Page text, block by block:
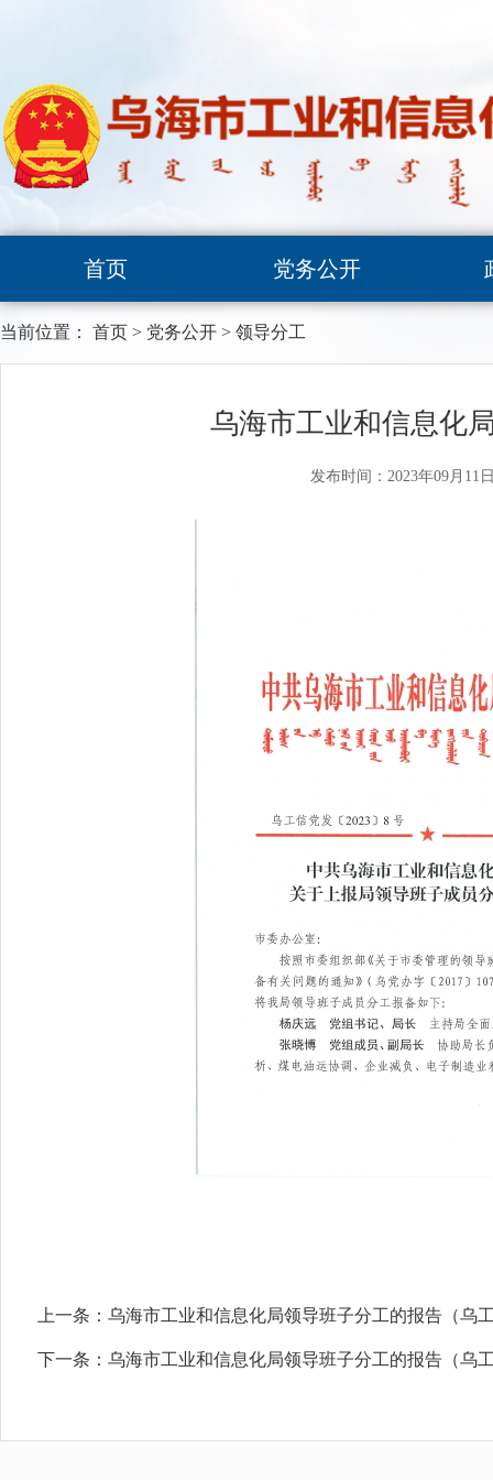
首页 党务公开
当前位置： 首页 > 党务公开 > 领导分工
乌海市工业和信息化
发布时间：2023年09月11
上一条： 乌海市工业和信息化局领导班子分工的报告（乌
下一条： 乌海市工业和信息化局领导班子分工的报告（乌